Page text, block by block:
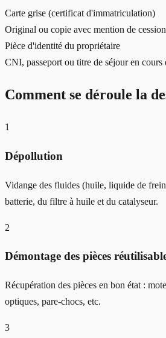
Carte grise (certificat d'immatriculation)
Original ou copie avec mention de cession
Pièce d'identité du propriétaire
CNI, passeport ou titre de séjour en cours
Comment se déroule la
1
Dépollution
Vidange des fluides (huile, liquide de
batterie, du filtre à huile et du catalyseur.
2
Démontage des pièces
Récupération des pièces en bon état :
optiques, pare-chocs, etc.
3